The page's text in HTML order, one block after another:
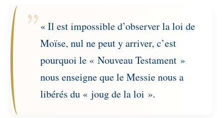
« Il est impossible d’observer la loi de
Moïse, nul ne peut y arriver, c’est
pourquoi le « Nouveau Testament »
nous enseigne que le Messie nous a
libérés du « joug de la loi ».